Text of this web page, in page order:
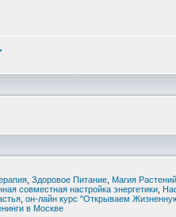
Здоровое Питание Магия Растений
совместная настройка энергетики
он-лайн курс "Открываем
в Москве